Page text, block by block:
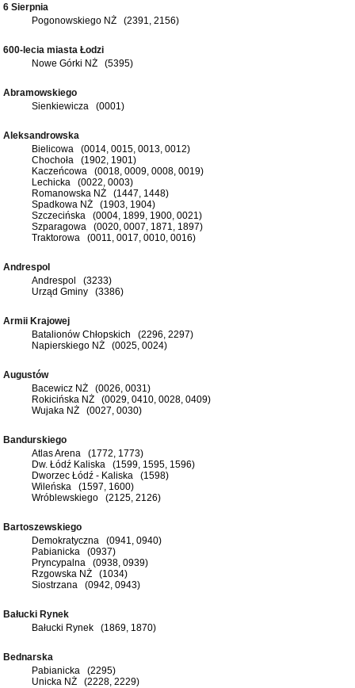
6 Sierpnia
Pogonowskiego NŻ (2391, 2156)
600-lecia miasta Łodzi
Nowe Górki NŻ (5395)
Abramowskiego
Sienkiewicza (0001)
Aleksandrowska
Bielicowa (0014, 0015, 0013, 0012)
Chochoła (1902, 1901)
Kaczeńcowa (0018, 0009, 0008, 0019)
Lechicka (0022, 0003)
Romanowska NŻ (1447, 1448)
Spadkowa NŻ (1903, 1904)
Szczecińska (0004, 1899, 1900, 0021)
Szparagowa (0020, 0007, 1871, 1897)
Traktorowa (0011, 0017, 0010, 0016)
Andrespol
Andrespol (3233)
Urząd Gminy (3386)
Armii Krajowej
Batalionów Chłopskich (2296, 2297)
Napierskiego NŻ (0025, 0024)
Augustów
Bacewicz NŻ (0026, 0031)
Rokicińska NŻ (0029, 0410, 0028, 0409)
Wujaka NŻ (0027, 0030)
Bandurskiego
Atlas Arena (1772, 1773)
Dw. Łódź Kaliska (1599, 1595, 1596)
Dworzec Łódź - Kaliska (1598)
Wileńska (1597, 1600)
Wróblewskiego (2125, 2126)
Bartoszewskiego
Demokratyczna (0941, 0940)
Pabianicka (0937)
Pryncypalna (0938, 0939)
Rzgowska NŻ (1034)
Siostrzana (0942, 0943)
Bałucki Rynek
Bałucki Rynek (1869, 1870)
Bednarska
Pabianicka (2295)
Unicka NŻ (2228, 2229)